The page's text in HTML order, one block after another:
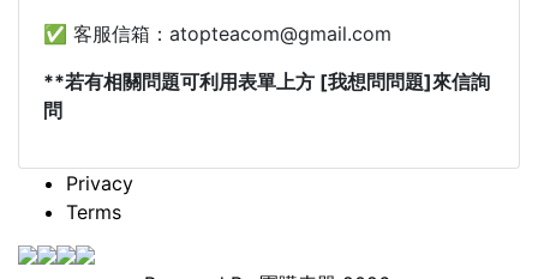
✅ 客服信箱：atopteacom@gmail.com
**若有相關問題可利用表單上方 [我想問問題]來信詢
問
Privacy
Terms